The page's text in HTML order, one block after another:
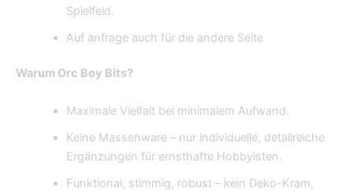
Spielfeld.
Auf anfrage auch für die andere Seite
Warum Orc Boy Bits?
Maximale Vielfalt bei minimalem Aufwand.
Keine Massenware – nur individuelle, detailreiche
Ergänzungen für ernsthafte Hobbyisten.
Funktional, stimmig, robust – kein Deko-Kram,